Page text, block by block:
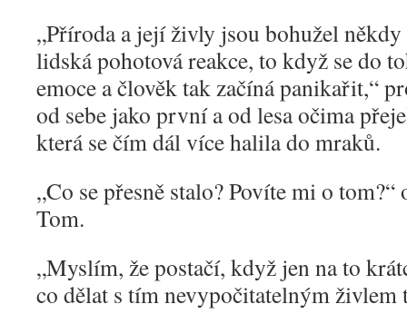
„Příroda a její živly jsou bohužel
lidská pohotová reakce, to když se do
emoce a člověk tak začíná panikařit,“
od sebe jako první a od lesa očima
která se čím dál více halila do mraků.
„Co se přesně stalo? Povíte mi o
Tom.
„Myslím, že postačí, když jen na to
co dělat s tím nevypočitatelným živlem